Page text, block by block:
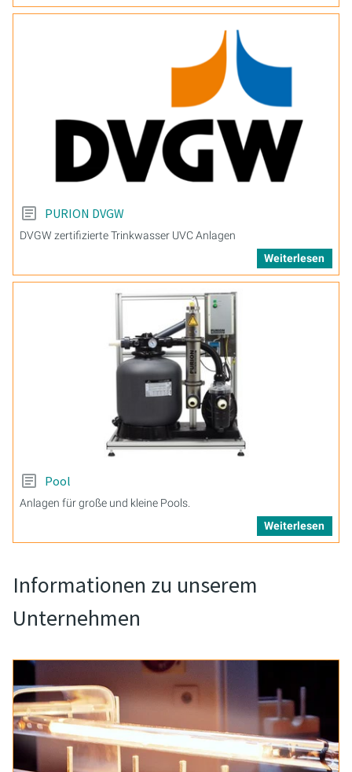
PURION DVGW
DVGW zertifizierte Trinkwasser UVC Anlagen
Weiterlesen
Pool
Anlagen für große und kleine Pools.
Weiterlesen
Informationen zu unserem
Unternehmen